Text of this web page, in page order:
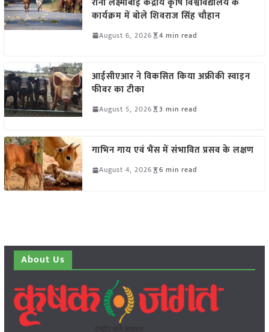
कार्यक्रम में बोले शिवराज सिंह चौहान
August 6, 2026 4 min read
आईसीएआर ने विकसित किया अफ्रीकी स्वाइन
फीवर का टीका
August 5, 2026 3 min read
गाभिन गाय एवं भैंस में संभावित प्रसव के लक्षण
August 4, 2026 6 min read
About Us